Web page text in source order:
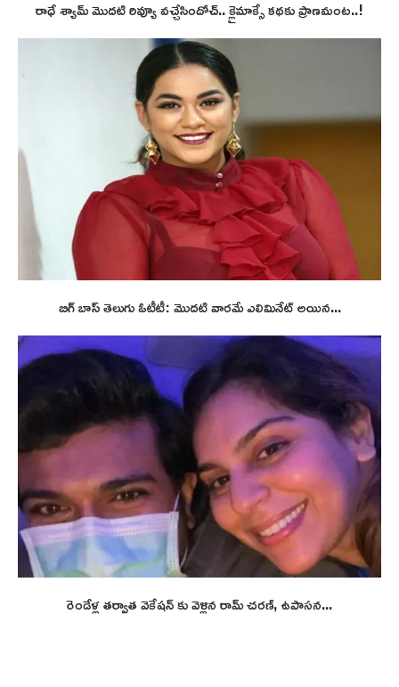
రాధే శ్యామ్ మొదటి రివ్యూ వచ్చేసిందోచ్.. క్లైమాక్సే కథకు ప్రాణమంట..!
బిగ్ బాస్ తెలుగు ఓటీటీ: మొదటి వారమే ఎలిమినేట్ అయిన...
రెండేళ్ల తర్వాత వెకేషన్ కు వెళ్లిన రామ్ చరణ్, ఉపాసన...